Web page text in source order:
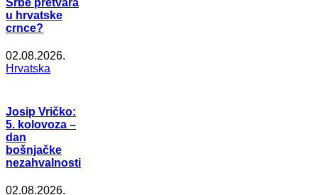
Srbe pretvara
u hrvatske
crnce?
02.08.2026.
Hrvatska
Josip Vričko:
5. kolovoza –
dan
bošnjačke
nezahvalnosti
02.08.2026.